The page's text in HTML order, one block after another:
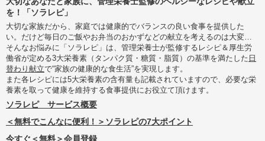
を！「ソラレピ」
大切な家族だから、家庭では健康的でバランスの良い食事を提供した
い。だけど毎日のご飯やお弁当のおかずなどの献立を考えるのは大変…
そんなお悩みに「ソラレピ」は、管理栄養士が監修するレシピ＆厚生労
働省が定める3大栄養素（タンパク質・糖質・脂質）の基準を満たした 日
替わり献立で“家族の健康的な食生活”を実現します。
また各レシピには5大栄養素の含有量も記載されていますので、必要な栄
養素を取って健康を維持する食事提供にお役立て頂けます。
ソラレピ サービス概要
＜無料でこんなに便利！＞ソラレピの7大ポイント
今すぐ＜無料＞会員登録